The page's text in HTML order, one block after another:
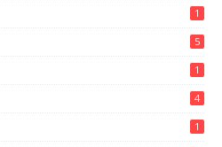
1
5
1
4
1